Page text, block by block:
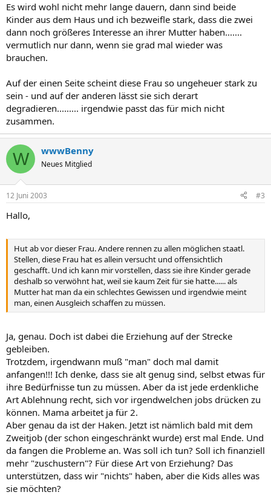
Es wird wohl nicht mehr lange dauern, dann sind beide
Kinder aus dem Haus und ich bezweifle stark, dass die zwei
dann noch größeres Interesse an ihrer Mutter haben.......
vermutlich nur dann, wenn sie grad mal wieder was
brauchen.
Auf der einen Seite scheint diese Frau so ungeheuer stark zu
sein - und auf der anderen lässt sie sich derart
degradieren......... irgendwie passt das für mich nicht
zusammen.
W wwwBenny
Neues Mitglied
12 Juni 2003 #3
Hallo,
Hut ab vor dieser Frau. Andere rennen zu allen möglichen staatl.
Stellen, diese Frau hat es allein versucht und offensichtlich
geschafft. Und ich kann mir vorstellen, dass sie ihre Kinder gerade
deshalb so verwöhnt hat, weil sie kaum Zeit für sie hatte...... als
Mutter hat man da ein schlechtes Gewissen und irgendwie meint
man, einen Ausgleich schaffen zu müssen.
Ja, genau. Doch ist dabei die Erziehung auf der Strecke
gebleiben.
Trotzdem, irgendwann muß "man" doch mal damit
anfangen!!! Ich denke, dass sie alt genug sind, selbst etwas für
ihre Bedürfnisse tun zu müssen. Aber da ist jede erdenkliche
Art Ablehnung recht, sich vor irgendwelchen jobs drücken zu
können. Mama arbeitet ja für 2.
Aber genau da ist der Haken. Jetzt ist nämlich bald mit dem
Zweitjob (der schon eingeschränkt wurde) erst mal Ende. Und
da fangen die Probleme an. Was soll ich tun? Soll ich finanziell
mehr "zuschustern"? Für diese Art von Erziehung? Das
unterstützen, dass wir "nichts" haben, aber die Kids alles was
sie möchten?